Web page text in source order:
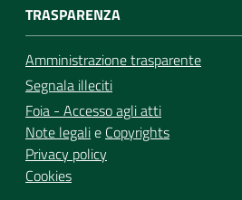
TRASPARENZA
Amministrazione trasparente
Segnala illeciti
Foia - Accesso agli atti
Note legalie Copyrights
Privacy policy
Cookies